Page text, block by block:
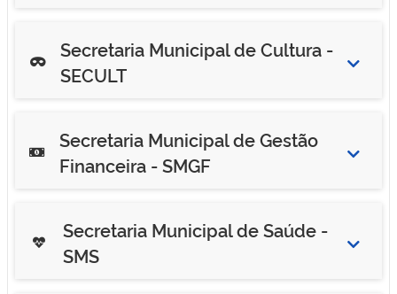
Secretaria Municipal de Cultura -
SECULT
Secretaria Municipal de Gestão
Financeira - SMGF
Secretaria Municipal de Saúde -
SMS